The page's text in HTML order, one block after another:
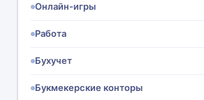
Онлайн-игры
Работа
Бухучет
Букмекерские конторы